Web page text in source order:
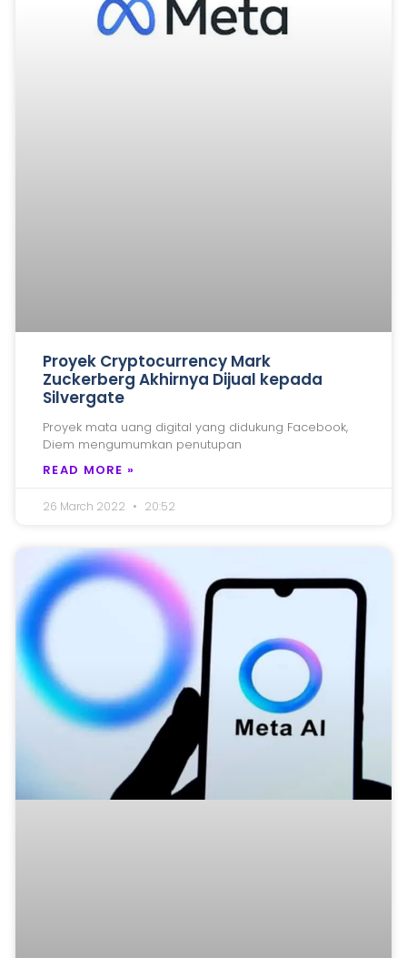
Proyek Cryptocurrency Mark
Zuckerberg Akhirnya Dijual kepada
Silvergate
Proyek mata uang digital yang didukung Facebook,
Diem mengumumkan penutupan
READ MORE »
26 March 2022 20:52